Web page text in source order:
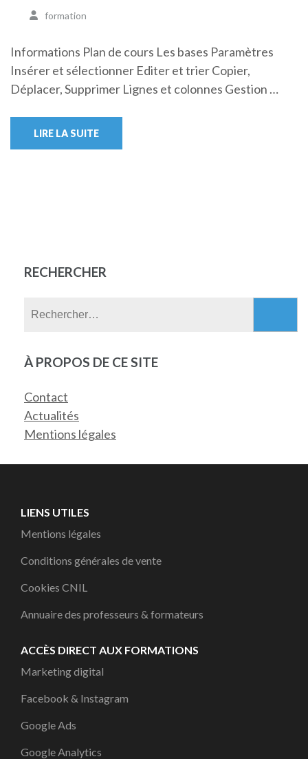
formation
Informations Plan de cours Les bases Paramètres
Insérer et sélectionner Editer et trier Copier,
Déplacer, Supprimer Lignes et colonnes Gestion …
LIRE LA SUITE
RECHERCHER
À PROPOS DE CE SITE
Contact
Actualités
Mentions légales
LIENS UTILES
Mentions légales
Conditions générales de vente
Cookies CNIL
Annuaire des professeurs & formateurs
ACCÈS DIRECT AUX FORMATIONS
Marketing digital
Facebook & Instagram
Google Ads
Google Analytics